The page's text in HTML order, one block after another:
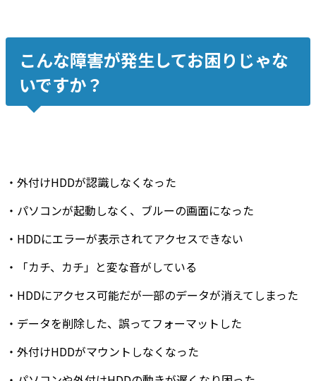
こんな障害が発生してお困りじゃな
いですか？
・ 外付けHDDが認識しなくなった
・ パソコンが起動しなく 、 ブルーの画面になった
・ HDDにエラーが表示されてアクセスできない
・
「カチ、カチ」と変な音がしている
・ HDDにアクセス可能だが一部のデータが消えてしまった
・ データを削除した、 誤ってフォーマットした
・ 外付けHDDがマウントしなくなった